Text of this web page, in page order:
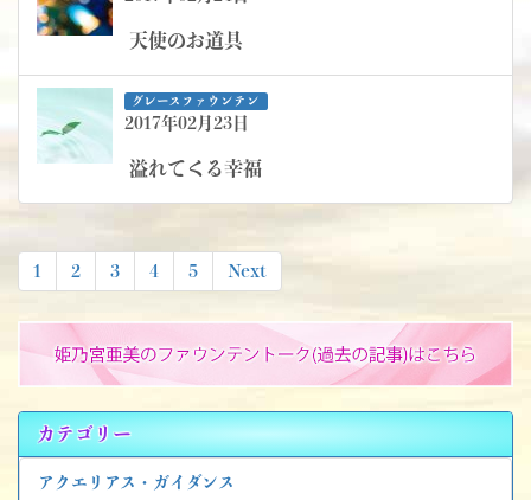
天使のお道具
グレースファウンテン
2017年02月23日
溢れてくる幸福
投
稿
ナ
ビ
ゲ
ー
シ
1 2 3 4 5 Next
カテゴリー
アクエリアス・ガイダンス